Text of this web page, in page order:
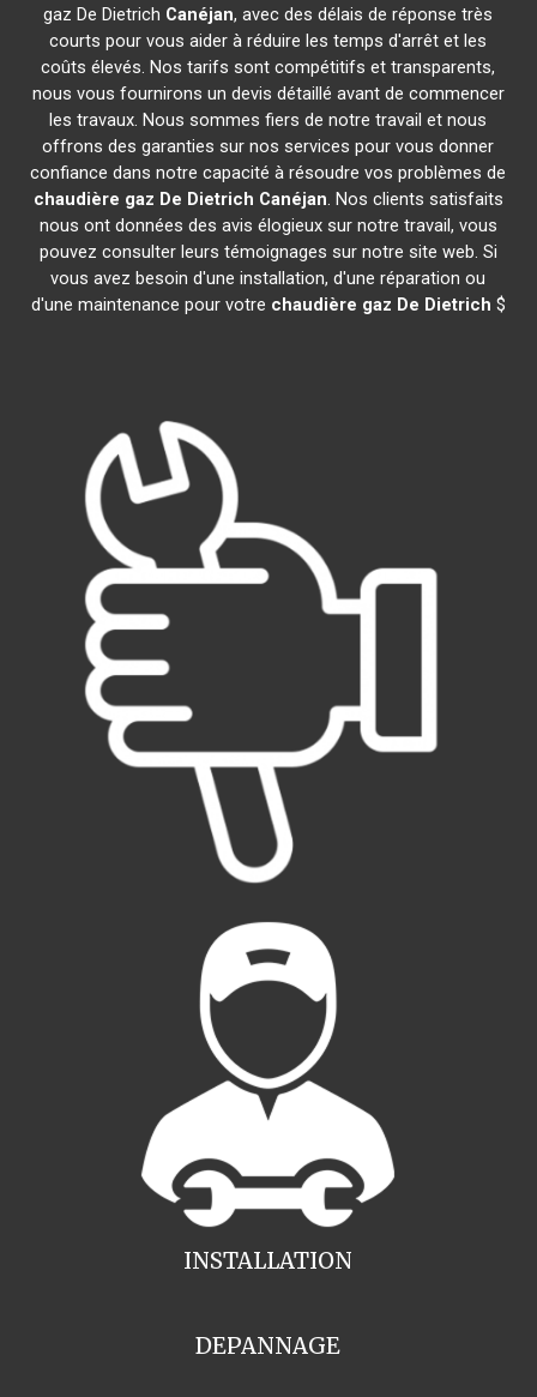
gaz De Dietrich Canéjan, avec des délais de réponse très
courts pour vous aider à réduire les temps d'arrêt et les
coûts élevés. Nos tarifs sont compétitifs et transparents,
nous vous fournirons un devis détaillé avant de commencer
les travaux. Nous sommes fiers de notre travail et nous
offrons des garanties sur nos services pour vous donner
confiance dans notre capacité à résoudre vos problèmes de
chaudière gaz De Dietrich Canéjan. Nos clients satisfaits
nous ont données des avis élogieux sur notre travail, vous
pouvez consulter leurs témoignages sur notre site web. Si
vous avez besoin d'une installation, d'une réparation ou
d'une maintenance pour votre chaudière gaz De Dietrich $
INSTALLATION
DEPANNAGE